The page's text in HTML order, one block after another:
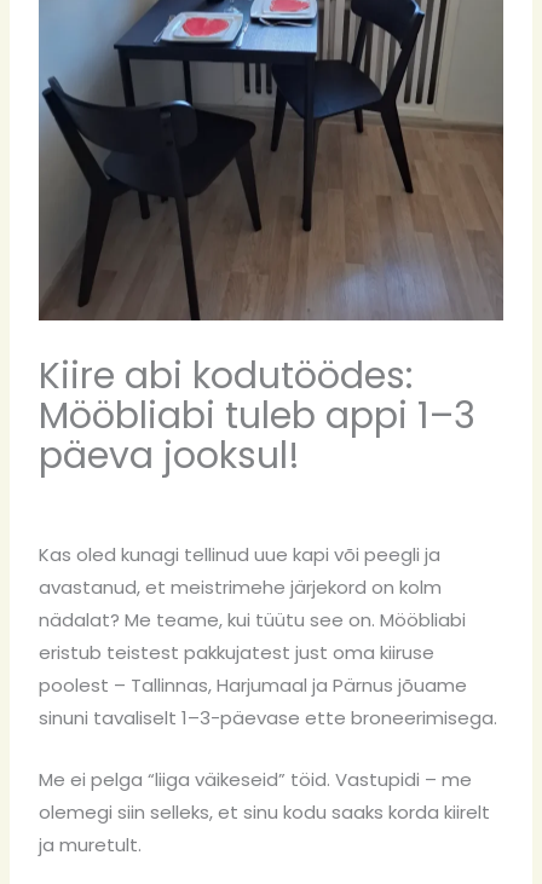
Kiire abi kodutöödes:
Mööbliabi tuleb appi 1–3
päeva jooksul!
Kas oled kunagi tellinud uue kapi või peegli ja
avastanud, et meistrimehe järjekord on kolm
nädalat? Me teame, kui tüütu see on. Mööbliabi
eristub teistest pakkujatest just oma kiiruse
poolest – Tallinnas, Harjumaal ja Pärnus jõuame
sinuni tavaliselt 1–3-päevase ette broneerimisega.
Me ei pelga “liiga väikeseid” töid. Vastupidi – me
olemegi siin selleks, et sinu kodu saaks korda kiirelt
ja muretult.